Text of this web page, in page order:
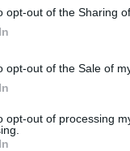
opt-out of the Sharing
opt-out of the Sale of
opt-out of processing
travolgendo
verso i 60
ringhiando
lo
bene